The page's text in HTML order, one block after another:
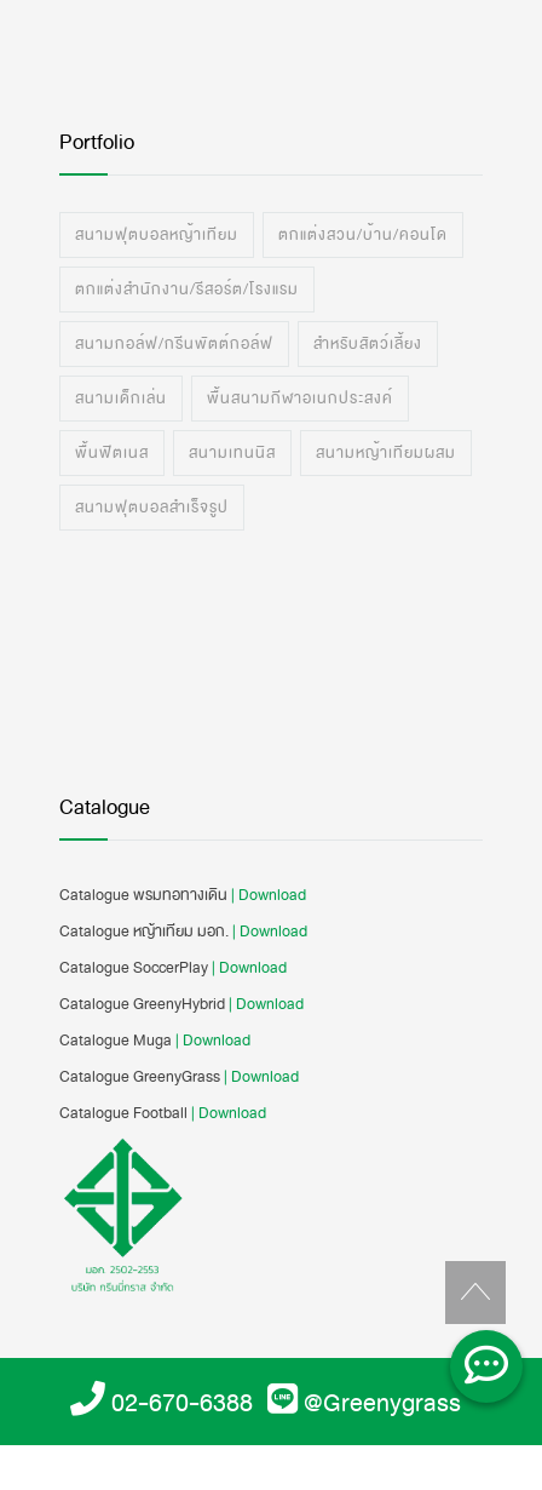
02-670-6388 @Greenygrass
Portfolio
สนามฟุตบอลหญ้าเทียม ตกแต่งสวน/บ้าน/คอนโด
ตกแต่งสำนักงาน/รีสอร์ต/โรงแรม
สนามกอล์ฟ/กรีนพัตต์กอล์ฟ สำหรับสัตว์เลี้ยง
สนามเด็กเล่น พื้นสนามกีฬาอเนกประสงค์
พื้นฟิตเนส สนามเทนนิส สนามหญ้าเทียมผสม
สนามฟุตบอลสำเร็จรูป
Catalogue
Catalogue พรมทอทางเดิน | Download
Catalogue หญ้าเทียม มอก.| Download
Catalogue SoccerPlay| Download
Catalogue GreenyHybrid| Download
Catalogue Muga | Download
Catalogue GreenyGrass| Download
Catalogue Football | Download